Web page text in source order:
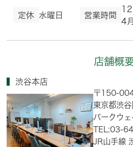
定休 水曜日 営業時間
4
店舗概
渋谷本店
〒150-
東京都渋
パークウ
TEL:03-
JR山手線